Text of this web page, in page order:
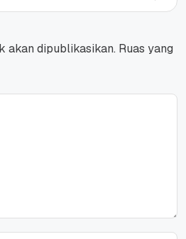
akan dipublikasikan. Ruas yang